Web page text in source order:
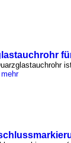
mehr